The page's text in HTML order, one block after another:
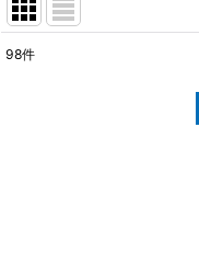
98件